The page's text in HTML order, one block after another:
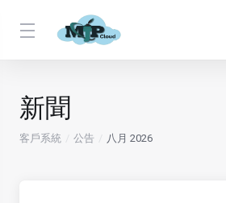
新聞
客戶系統 公告 八月 2026